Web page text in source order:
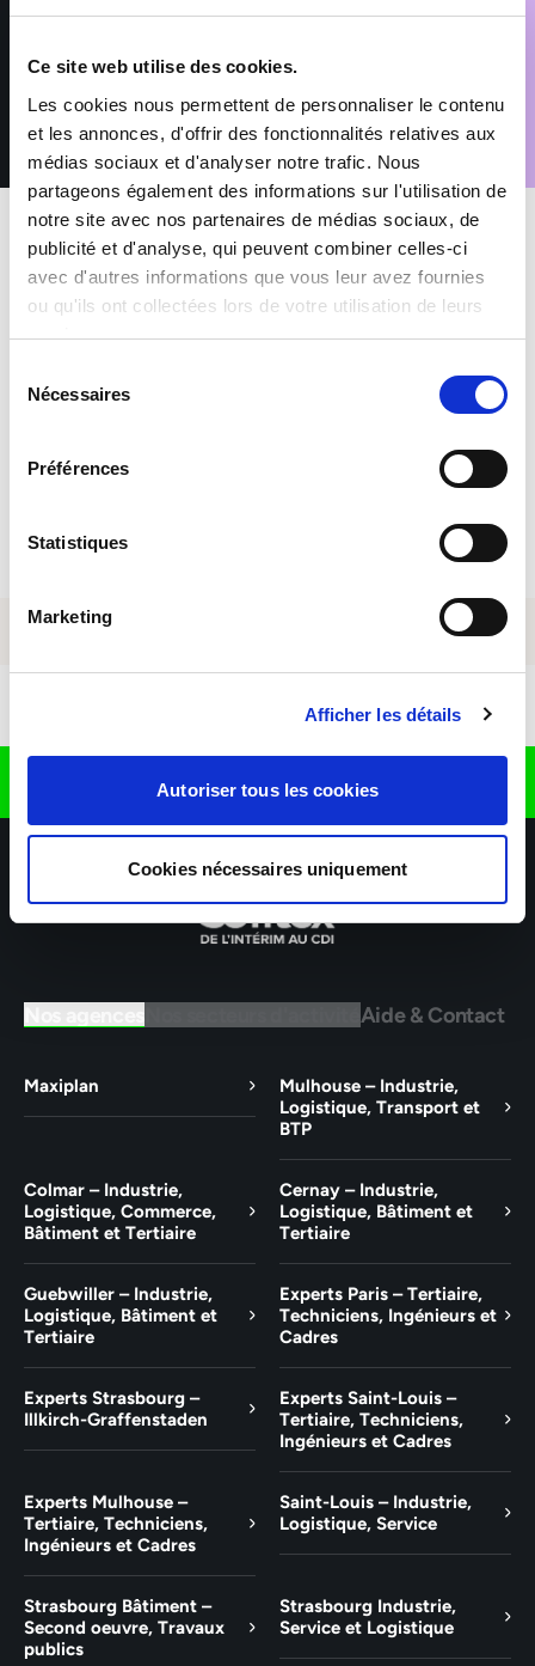
Ce site web utilise des cookies.
Les cookies nous permettent de personnaliser le contenu
et les annonces, d'offrir des fonctionnalités relatives aux
médias sociaux et d'analyser notre trafic. Nous
partageons également des informations sur l'utilisation de
notre site avec nos partenaires de médias sociaux, de
publicité et d'analyse, qui peuvent combiner celles-ci
avec d'autres informations que vous leur avez fournies
ou qu'ils ont collectées lors de votre utilisation de leurs
services.
Nécessaires
Préférences
Statistiques
Marketing
Afficher les détails
Autoriser tous les cookies
Cookies nécessaires uniquement
Prime de participation & CET
d’opposition pour motifs légitimes, en adressant votre demande
Retrouvez nous sur
Aide & Contact
Maxiplan
Mulhouse – Industrie,
Logistique, Transport et
BTP
Colmar – Industrie,
Logistique, Commerce,
Bâtiment et Tertiaire
Cernay – Industrie,
Logistique, Bâtiment et
Tertiaire
Guebwiller – Industrie,
Logistique, Bâtiment et
Tertiaire
Experts Paris – Tertiaire,
Techniciens, Ingénieurs et
Cadres
Experts Strasbourg –
Illkirch-Graffenstaden
Experts Saint-Louis –
Tertiaire, Techniciens,
Ingénieurs et Cadres
Experts Mulhouse –
Tertiaire, Techniciens,
Ingénieurs et Cadres
Saint-Louis – Industrie,
Logistique, Service
Strasbourg Bâtiment –
Second oeuvre, Travaux
publics
Strasbourg Industrie,
Service et Logistique